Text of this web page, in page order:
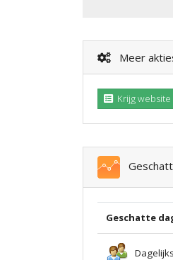
Meer
Krijg
Geschatte